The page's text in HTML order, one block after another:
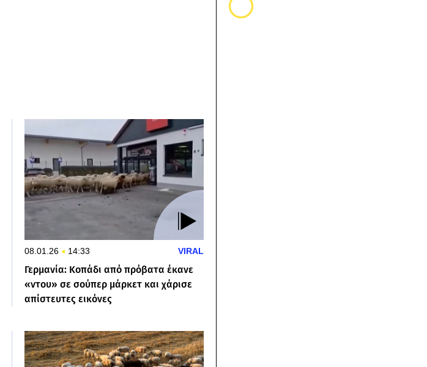
08.01.26 14:33 VIRAL
Γερμανία: Κοπάδι από πρόβατα έκανε
«ντου» σε σούπερ μάρκετ και χάρισε
απίστευτες εικόνες